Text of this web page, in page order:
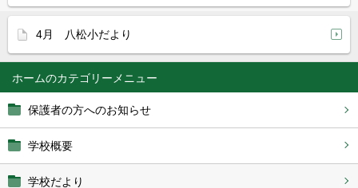
ホーム
保護者の方へのお知らせ
学校概要
学校だより
4月 八松小だより